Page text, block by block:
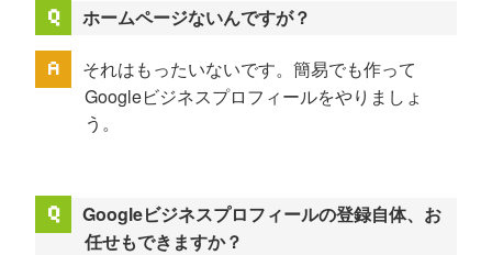
ホームページないんですが？
それはもったいないです。簡易でも作って
Googleビジネスプロフィールをやりましょ
う。
Googleビジネスプロフィールの登録自体、お
任せもできますか？